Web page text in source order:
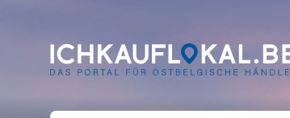
ich kauf lokal - Bei